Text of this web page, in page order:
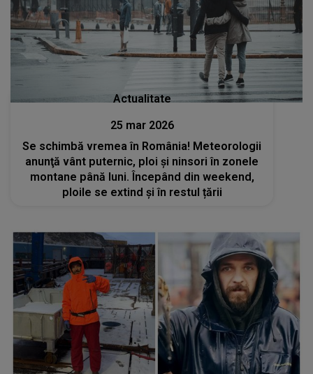
Actualitate
25 mar 2026
Se schimbă vremea în România! Meteorologii
anunţă vânt puternic, ploi şi ninsori în zonele
montane până luni. Începând din weekend,
ploile se extind și în restul țării